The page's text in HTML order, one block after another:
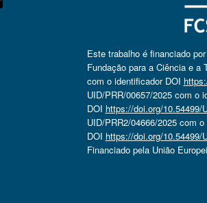
Este trabalho é financiado
Fundação para a Ciência e a
com o identificador DOI
UID/PRR/00657/2025 com o
DOI https://doi.org/10.54499/
UID/PRR2/04666/2025 com
DOI https://doi.org/10.54499/
Financiado pela União